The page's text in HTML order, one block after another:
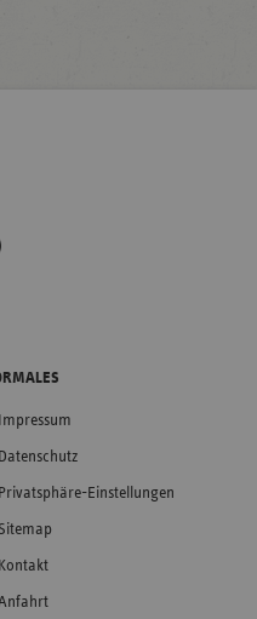
Impressum
Datenschutz
Privatsphäre-Einstellungen
Sitemap
Kontakt